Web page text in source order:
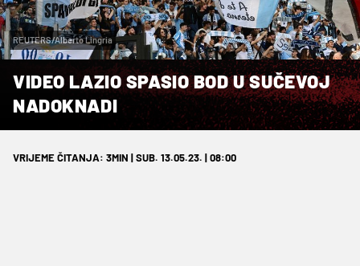
REUTERS/Alberto Lingria
VIDEO LAZIO SPASIO BOD U SUČEVOJ
NADOKNADI
VRIJEME ČITANJA: 3MIN | SUB. 13.05.23. | 08:00